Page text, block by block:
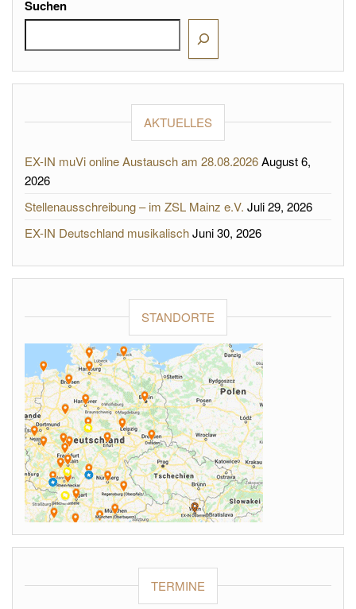
Suchen
AKTUELLES
EX-IN muVi online Austausch am 28.08.2026August 6,
2026
Stellenausschreibung – im ZSL Mainz e.V. Juli 29, 2026
EX-IN Deutschland musikalischJuni 30, 2026
STANDORTE
TERMINE